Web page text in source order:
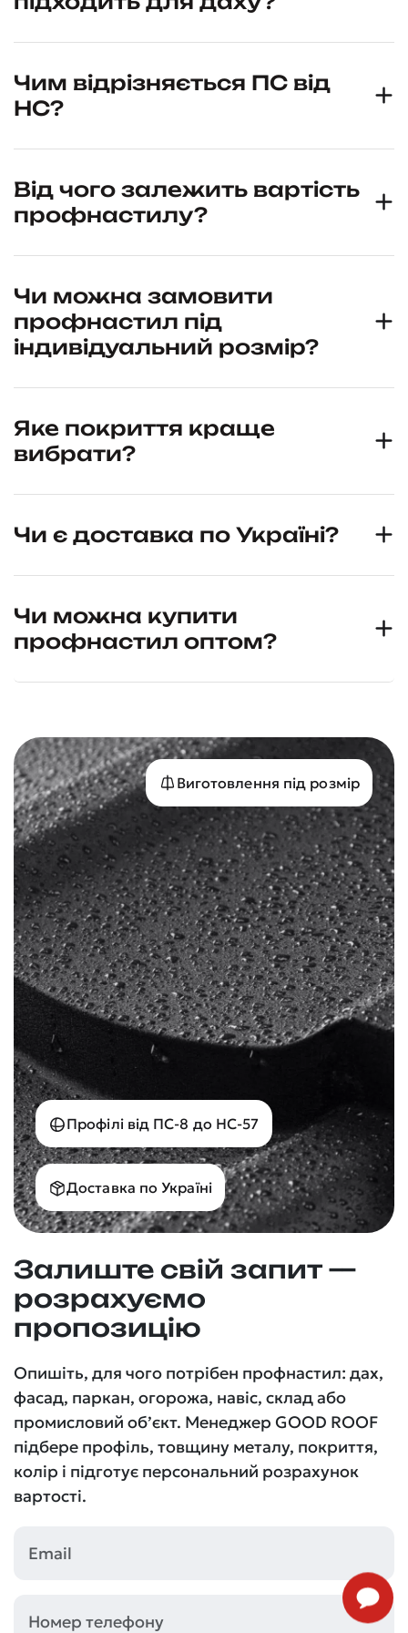
Чим відрізняється ПС від
НС?
Від чого залежить вартість
профнастилу?
Чи можна замовити
профнастил під
індивідуальний розмір?
Яке покриття краще
вибрати?
Чи є доставка по Україні?
Чи можна купити
профнастил оптом?
Виготовлення під розмір
Профілі від ПС-8 до НС-57
Доставка по Україні
Залиште свій запит —
розрахуємо
пропозицію
Опишіть, для чого потрібен профнастил: дах,
фасад, паркан, огорожа, навіс, склад або
промисловий об’єкт. Менеджер GOOD ROOF
підбере профіль, товщину металу, покриття,
колір і підготує персональний розрахунок
вартості.